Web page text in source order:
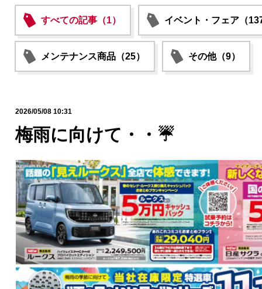
すべての記事（1） イベント・フェア（
メンテナンス商品（25） その他（9）
2026/05/08 10:31
梅雨に向けて・・☔